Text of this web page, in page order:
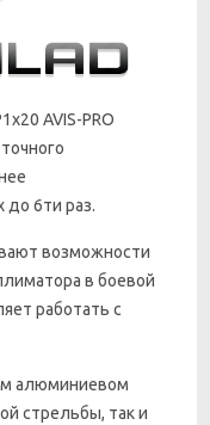
AVIS-PRO
до 6ти раз.
возможности
в боевой
работать с
алюминиевом
стрельбы, так и